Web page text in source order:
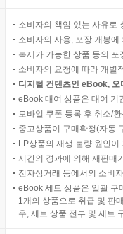
소비자의 책임 있는 사유로
소비자의 사용, 포장 개봉
복제가 가능한 상품 등의
소비자의 요청에 따라 개별
디지털 컨텐츠인 eBook,
eBook 대여 상품은 대여 기
모바일 쿠폰 등록 후 취소/
중고상품이 구매확정(자동
LP상품의 재생 불량 원인
시간의 경과에 의해 재판매
전자상거래 등에서의 소비
eBook 세트 상품은 일괄 구
1개의 상품으로 취급 및 판
우, 세트 상품 전부 및 세트